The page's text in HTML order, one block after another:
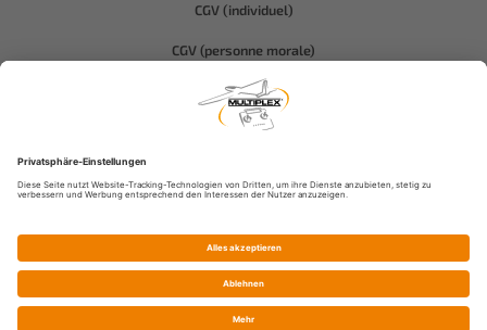
CGV (individuel)
CGV (personne morale)
Protection des données
Compliance-Hitec